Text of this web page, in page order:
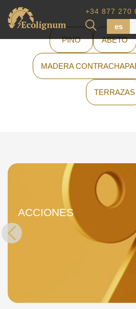
+34 877 270
es
Madera impregnada
Maderas para Revestimiento
PINO ABETO
MADERA
TERRAZAS
ACCIONES